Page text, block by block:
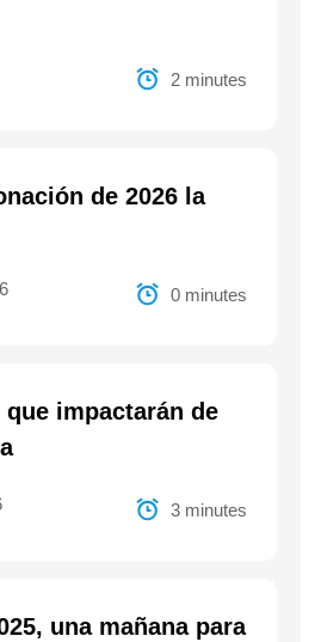
2 minutes
de 2026 la
0 minutes
impactarán de
3 minutes
una mañana para